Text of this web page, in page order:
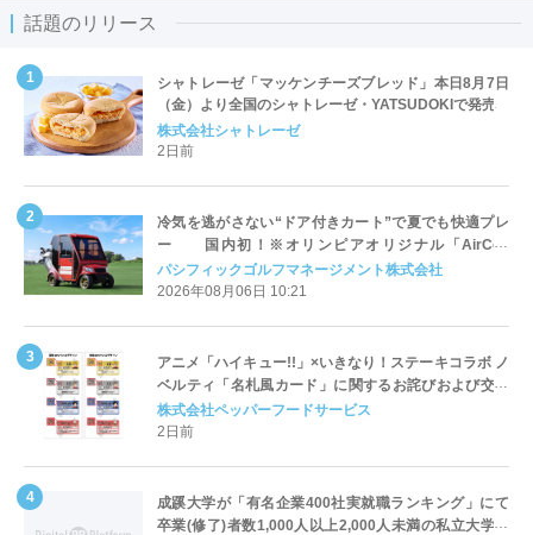
話題のリリース
シャトレーゼ「マッケンチーズブレッド」本日8月7日
（金）より全国のシャトレーゼ・YATSUDOKIで発売
株式会社シャトレーゼ
2日前
冷気を逃がさない“ドア付きカート”で夏でも快適プレ
ー 国内初！※オリンピアオリジナル「AirCon
Cart（エアコンカート）」導入 | ＰＧＭ
パシフィックゴルフマネージメント株式会社
2026年08月06日 10:21
アニメ「ハイキュー!!」×いきなり！ステーキコラボ ノ
ベルティ「名札風カード」に関するお詫びおよび交換
対応についてのご案内
株式会社ペッパーフードサービス
2日前
成蹊大学が「有名企業400社実就職ランキング」にて
卒業(修了)者数1,000人以上2,000人未満の私立大学で